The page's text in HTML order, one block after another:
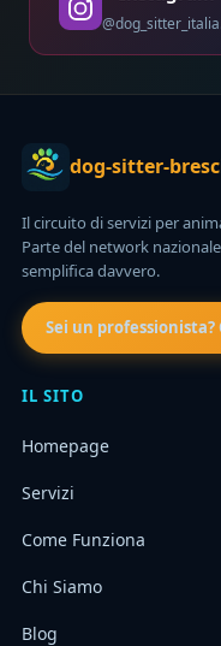
dog-sitter-
Il circuito di servizi per
Parte del network
semplifica davvero.
Sei un
IL SITO
Homepage
Servizi
Come Funziona
Chi Siamo
Blog